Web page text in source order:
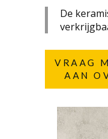
De
VRAAG
AAN